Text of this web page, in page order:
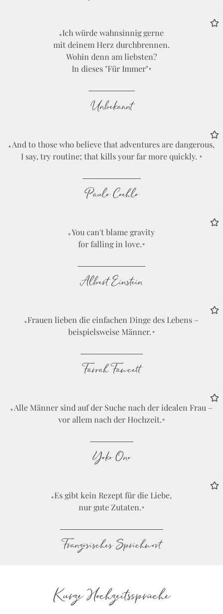
Ich würde wahnsinnig gerne
mit deinem Herz durchbrennen.
Wohin denn am liebsten?
In dieses "Für Immer"
Unbekannt
And to those who believe that adventures are dangerous,
I say, try routine; that kills your far more quickly.
Paulo Coehlo
You can't blame gravity
for falling in love.
Albert Einstein
Frauen lieben die einfachen Dinge des Lebens –
beispielsweise Männer.
Farrah Fawcett
Alle Männer sind auf der Suche nach der idealen Frau –
vor allem nach der Hochzeit.
Yoko Ono
Es gibt kein Rezept für die Liebe,
nur gute Zutaten.
Französisches Sprichwort
Kurze Hochzeitssprüche